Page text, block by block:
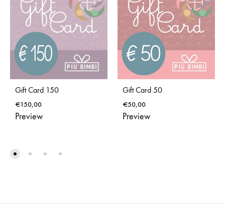
Gift Card 150
€150,00
Preview
Gift Card 50
€50,00
Preview